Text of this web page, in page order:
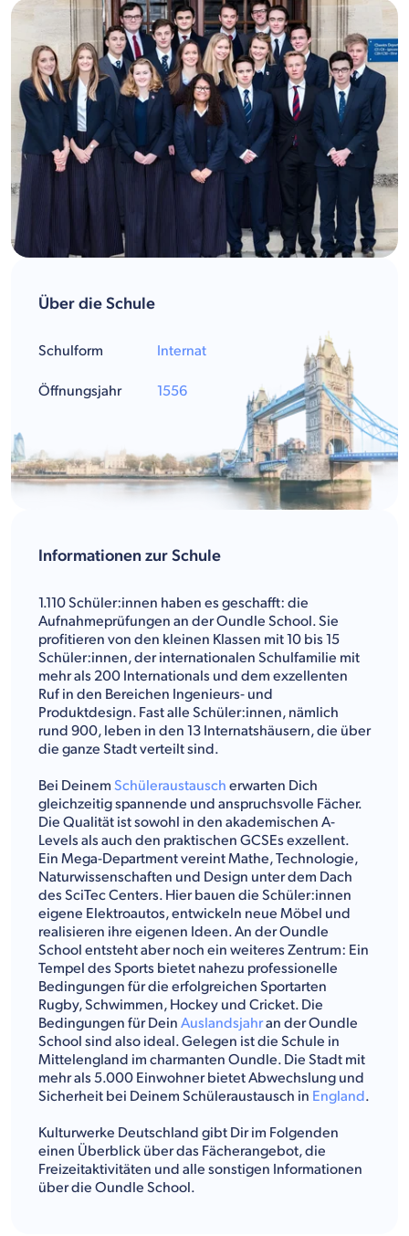
Informationen zur Schule
1.110 Schüler:innen haben es geschafft: die
Aufnahmeprüfungen an der Oundle School. Sie
profitieren von den kleinen Klassen mit 10 bis 15
Schüler:innen, der internationalen Schulfamilie mit
mehr als 200 Internationals und dem exzellenten
Ruf in den Bereichen Ingenieurs- und
Produktdesign. Fast alle Schüler:innen, nämlich
rund 900, leben in den 13 Internatshäusern, die über
die ganze Stadt verteilt sind.
Bei Deinem Schüleraustausch erwarten Dich
gleichzeitig spannende und anspruchsvolle Fächer.
Die Qualität ist sowohl in den akademischen A-
Levels als auch den praktischen GCSEs exzellent.
Ein Mega-Department vereint Mathe, Technologie,
Naturwissenschaften und Design unter dem Dach
des SciTec Centers. Hier bauen die Schüler:innen
eigene Elektroautos, entwickeln neue Möbel und
realisieren ihre eigenen Ideen. An der Oundle
School entsteht aber noch ein weiteres Zentrum: Ein
Tempel des Sports bietet nahezu professionelle
Bedingungen für die erfolgreichen Sportarten
Rugby, Schwimmen, Hockey und Cricket. Die
Bedingungen für Dein Auslandsjahran der Oundle
School sind also ideal. Gelegen ist die Schule in
Mittelengland im charmanten Oundle. Die Stadt mit
mehr als 5.000 Einwohner bietet Abwechslung und
Sicherheit bei Deinem Schüleraustausch in England.
Kulturwerke Deutschland gibt Dir im Folgenden
einen Überblick über das Fächerangebot, die
Freizeitaktivitäten und alle sonstigen Informationen
über die Oundle School.
Über die Schule
Schulform
Öffnungsjahr
Internat
1556